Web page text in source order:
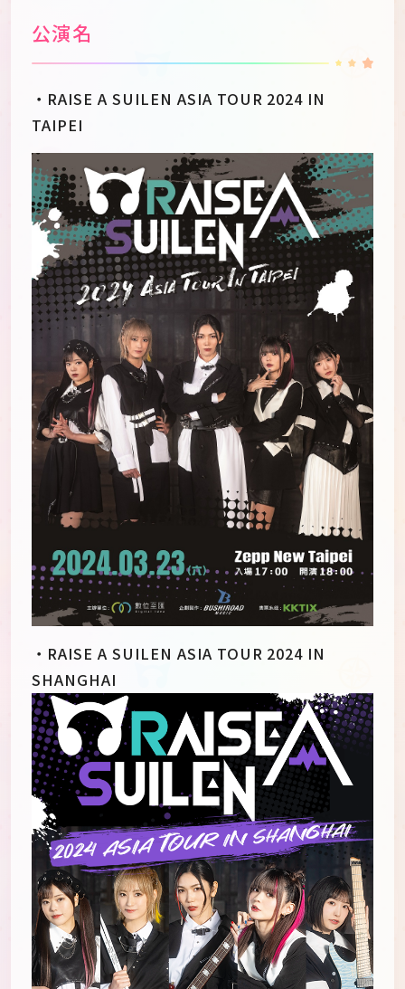
公演名
・RAISE A SUILEN ASIA TOUR 2024 IN
TAIPEI
・RAISE A SUILEN ASIA TOUR 2024 IN
SHANGHAI